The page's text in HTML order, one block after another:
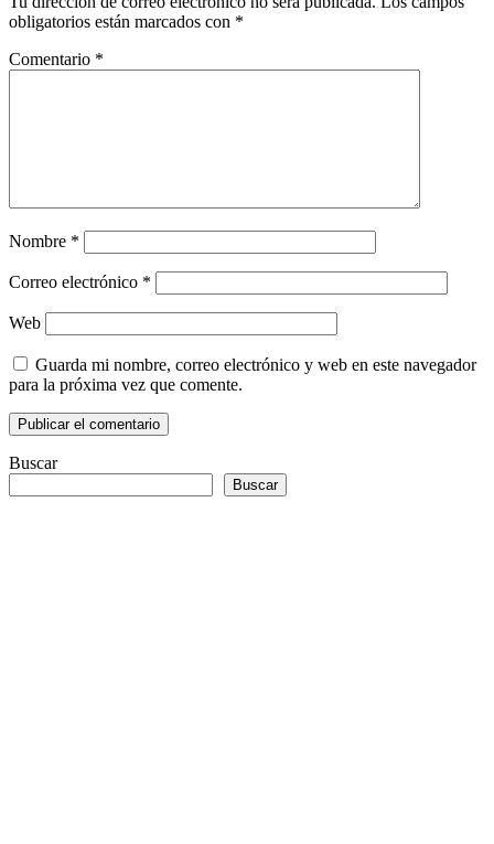
obligatorios están marcados con *
Comentario *
Nombre *
Correo electrónico *
Web
Guarda mi nombre, correo electrónico y web en este navegador
para la próxima vez que comente.
Buscar
Buscar